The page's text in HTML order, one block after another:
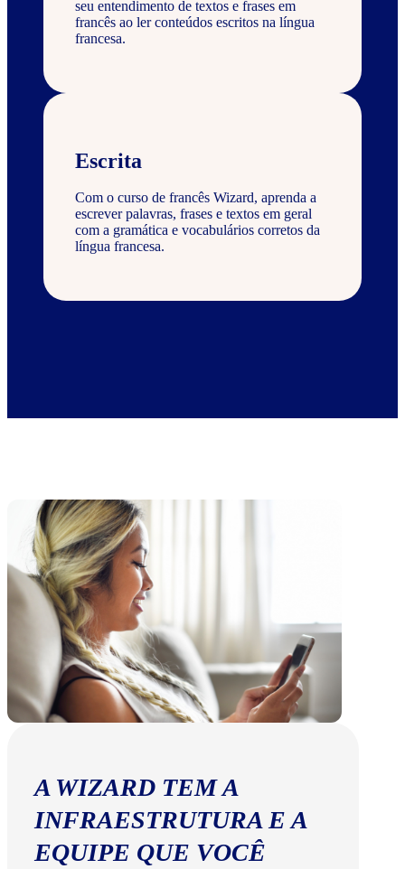
seu entendimento de textos e frases em
francês ao ler conteúdos escritos na língua
francesa.
Escrita
Com o curso de francês Wizard, aprenda a
escrever palavras, frases e textos em geral
com a gramática e vocabulários corretos da
língua francesa.
A WIZARD TEM A
INFRAESTRUTURA E A
EQUIPE QUE VOCÊ